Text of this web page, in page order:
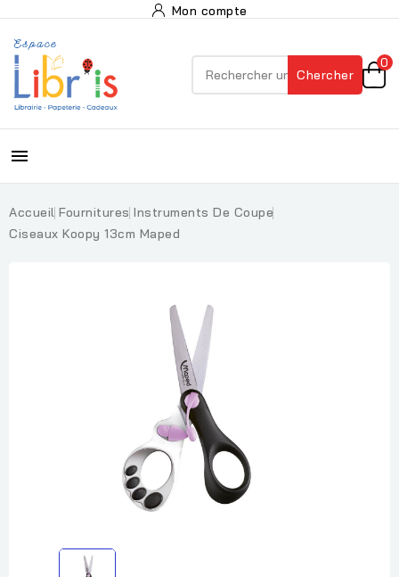
Mon compte
Chercher
0

Accueil Fournitures Instruments De Coupe
Ciseaux Koopy 13cm Maped